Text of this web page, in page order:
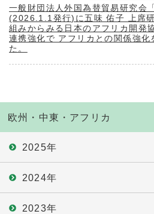
一般財団法人外国為替貿易研究会
(2026.1.1発行)に五味 佑子 上席
組みからみる日本のアフリカ開発
連携強化で アフリカとの関係強化
た。
欧州・中東・アフリカ
2025年
2024年
2023年